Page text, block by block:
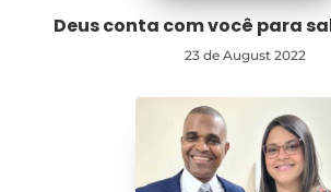
Deus conta com você para
23 de August 2022